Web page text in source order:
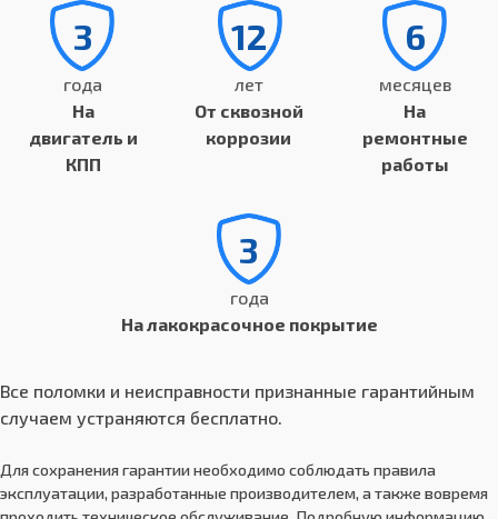
3
года
На
двигатель и
КПП
12
лет
От сквозной
коррозии
6
месяцев
На
ремонтные
работы
3
года
На лакокрасочное покрытие
Все поломки и неисправности признанные гарантийным
случаем устраняются бесплатно.
Для сохранения гарантии необходимо соблюдать правила
эксплуатации, разработанные производителем, а также вовремя